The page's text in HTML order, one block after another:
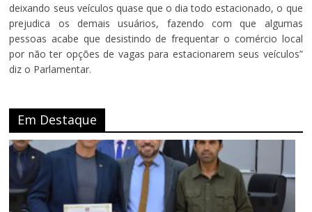
deixando seus veículos quase que o dia todo estacionado, o que
prejudica os demais usuários, fazendo com que algumas
pessoas acabe que desistindo de frequentar o comércio local
por não ter opções de vagas para estacionarem seus veículos”
diz o Parlamentar.
Em Destaque